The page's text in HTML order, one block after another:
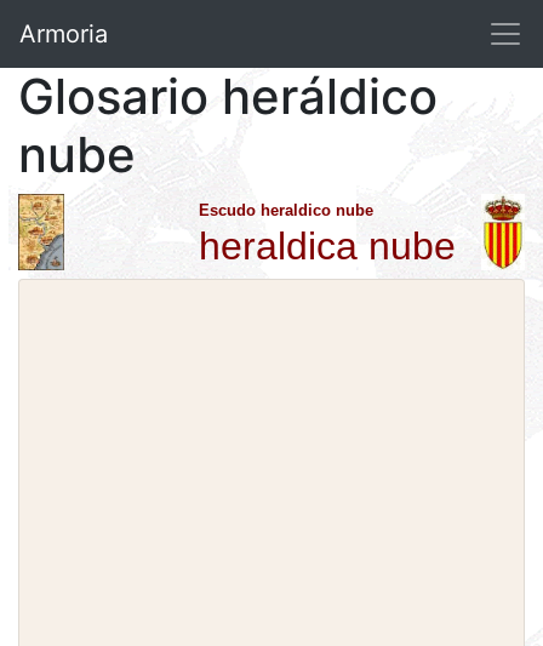
Armoria
Glosario heráldico
nube
Escudo heraldico nube
heraldica nube